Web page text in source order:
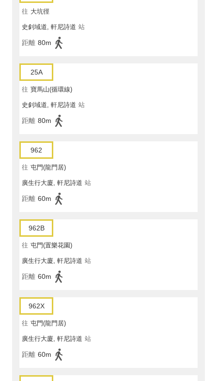
往 大坑徑
史釗域道, 軒尼詩道 站
距離 80m
25A
往 寶馬山(循環線)
史釗域道, 軒尼詩道 站
距離 80m
962
往 屯門(龍門居)
廣生行大廈, 軒尼詩道 站
距離 60m
962B
往 屯門(置樂花園)
廣生行大廈, 軒尼詩道 站
距離 60m
962X
往 屯門(龍門居)
廣生行大廈, 軒尼詩道 站
距離 60m